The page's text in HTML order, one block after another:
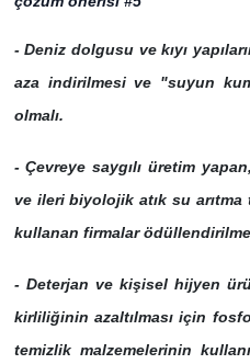
- Deniz dolgusu ve kıyı
aza indirilmesi ve "suyun
olmalı.
- Çevreye saygılı üretim
ve ileri biyolojik atık su
kullanan firmalar
- Deterjan ve kişisel hijyen
kirliliğinin azaltılması için
temizlik malzemelerinin